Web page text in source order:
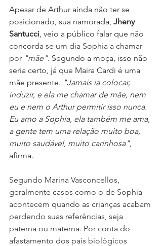
Apesar de Arthur ainda não ter se
posicionado, sua namorada, Jheny
Santucci , veio a público falar que não
concorda se um dia Sophia a chamar
por "mãe". Segundo a moça, isso não
seria certo, já que Maira Cardi é uma
mãe presente. "Jamais ia colocar,
induzir, e ela me chamar de mãe, nem
eu e nem o Arthur permitir isso nunca.
Eu amo a Sophia, ela também me ama,
a gente tem uma relação muito boa,
muito saudável, muito carinhosa",
afirma.
Segundo Marina Vasconcellos,
geralmente casos como o de Sophia
acontecem quando as crianças acabam
perdendo suas referências, seja
paterna ou materna. Por conta do
afastamento dos pais biológicos